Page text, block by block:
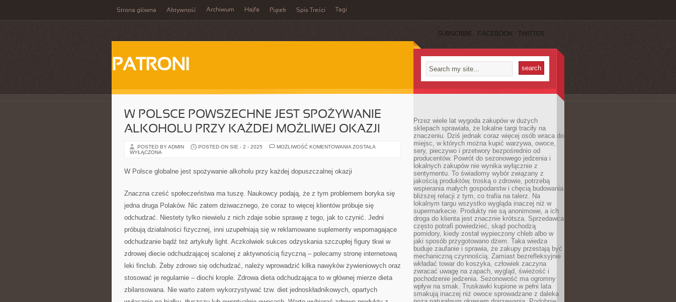
Strona główna Aktywność Archiwum Hajfa Piątek Spis Treści Tagi
SUBSCRIBE FACEBOOK TWITTER
PATRONI
W POLSCE POWSZECHNE JEST SPOŻYWANIE
ALKOHOLU PRZY KAŻDEJ MOŻLIWEJ OKAZJI
POSTED BY ADMIN POSTED ON SIE - 2 - 2025 MOŻLIWOŚĆ KOMENTOWANIA W
MOŻLIWEJ
OKAZJI
ZOSTAŁA
WYŁĄCZONA
W Polsce globalne jest spożywanie alkoholu przy każdej dopuszczalnej okazji
Znaczna cześć społeczeństwa ma tuszę. Naukowcy podają, że z tym problemem boryka się
jedna druga Polaków. Nic zatem dziwacznego, że coraz to więcej klientów próbuje się
odchudzać. Niestety tylko niewielu z nich zdaje sobie sprawę z tego, jak to czynić. Jedni
próbują działalności fizycznej, inni uzupełniają się w reklamowane suplementy wspomagające
odchudzanie bądź też artykuły light. Aczkolwiek sukces odzyskania szczupłej figury tkwi w
zdrowej diecie odchudzającej scalonej z aktywnością fizyczną – polecamy stronę internetową
leki finclub. Żeby zdrowo się odchudzać, należy wprowadzić kilka nawyków żywieniowych oraz
stosować je regularnie – diochi krople. Zdrowa dieta odchudzająca to w głównej mierze dieta
zbilansowana. Nie warto zatem wykorzystywać tzw. diet jednoskładnikowych, opartych
Przez wiele lat wygoda zakupów w dużych
sklepach sprawiała, że lokalne targi traciły na
znaczeniu. Dziś jednak coraz więcej osób wraca do
miejsc, w których można kupić warzywa, owoce,
sery, pieczywo i przetwory bezpośrednio od
producentów. Powrót do sezonowego jedzenia i
lokalnych zakupów nie wynika wyłącznie z
sentymentu. To świadomy wybór związany z
jakością produktów, troską o zdrowie, potrzebą
wspierania małych gospodarstw i chęcią budowania
bliższej relacji z tym, co trafia na talerz. Na
lokalnym targu wszystko wygląda inaczej niż w
supermarkecie. Produkty nie są anonimowe, a ich
droga do klienta jest znacznie krótsza. Sprzedawca
często potrafi powiedzieć, skąd pochodzą
pomidory, kiedy został wypieczony chleb albo w
jaki sposób przygotowano dżem. Taka wiedza
buduje zaufanie i sprawia, że zakupy przestają być
mechaniczną czynnością. Zamiast bezrefleksyjnie
wkładać towar do koszyka, człowiek zaczyna
zwracać uwagę na zapach, wygląd, świeżość i
pochodzenie jedzenia. Sezonowość ma ogromny
wpływ na smak. Truskawki kupione w pełni lata
smakują inaczej niż owoce sprowadzane z daleka